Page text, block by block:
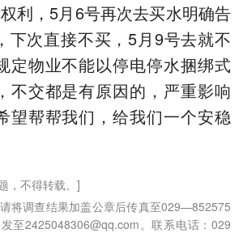
利，5月6号再次去买水明确告
下次直接不买，5月9号去就不
定物业不能以停电停水捆绑式
不交都是有原因的，严重影响
望帮帮我们，给我们一个安稳
，不得转载。]
将调查结果加盖公章后传真至029—852575
至2425048306@qq.com。联系电话：029